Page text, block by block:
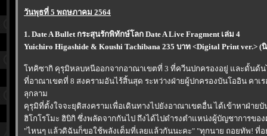
วันพุธที่ 5 พฤษภาคม 2564
1. Date A Bullet กระสุนรักพิทักษ์โลก Date A Live Fragment เล่ม 4
Yuichiro Higashide & Koushi Tachibana 235 บาท <Digital Print ver.> (
ทคิซากิ คุรุมิหลบหนีออกจากอาณาเขตที่ 3 ที่ควีนปกครองอยู่ และดั้นด้น
ที่อาณาเขตที่ 8 สงครามอันไร้สิ้นสุด ระหว่างฝ่ายผู้ปกครองบันโออิน คาเร
ลุกลาม
คุรุมิที่ตั้งใจจะยุติสงครามเพื่อเดินทางไปยังอาณาเขตอื่น ได้เข้าหาฝ่ายบั
ฮิโกโรโมะ ฮิบิกิ ซึ่งพลัดจากกันไป ถึงได้ไปดำรงตำแหน่งผู้บัญชาการข
"ไหนๆ แล้วดิฉันก็ขอใช้พลังเต็มที่เลยแล้วกันนะคะ" "ทุกนาย ถอยทัพ! ที่